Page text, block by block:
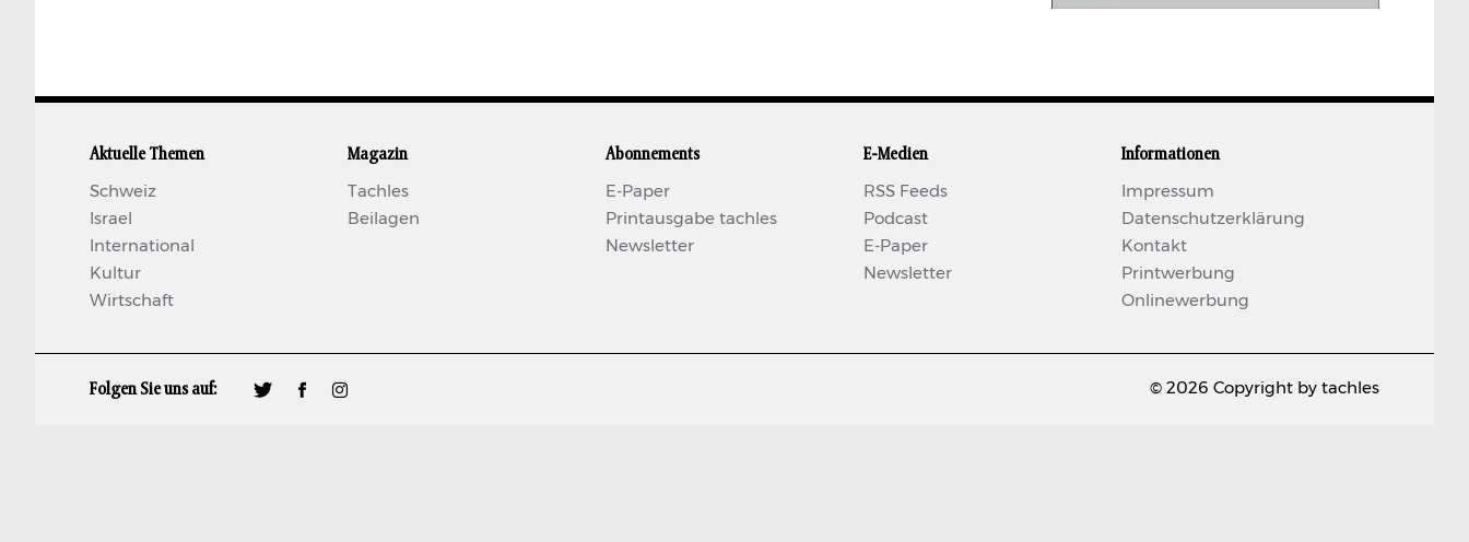
Aktuelle Themen
Schweiz
Israel
International
Kultur
Wirtschaft
Magazin
Tachles
Beilagen
Abonnements
E-Paper
Printausgabe tachles
Newsletter
E-Medien
RSS Feeds
Podcast
E-Paper
Newsletter
Informationen
Impressum
Datenschutzerklärung
Kontakt
Printwerbung
Onlinewerbung
Folgen Sie uns auf: 🐦 𝖿 📷 © 2026 Copyright by tachles